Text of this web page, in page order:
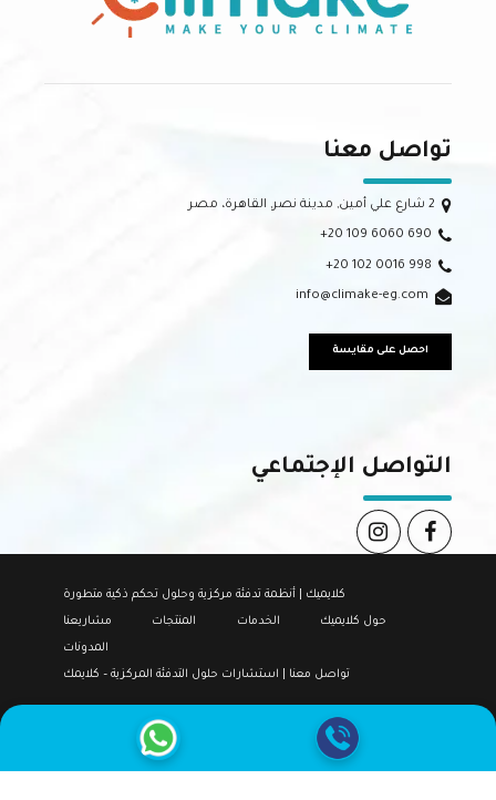
تواصل معنا
2 شارع علي أمين, مدينة نصر, القاهرة، مصر
+20 109 6060 690
+20 102 0016 998
info@climake-eg.com
احصل على مقايسة
التواصل الإجتماعي
كلايميك | أنظمة تدفئة مركزية وحلول تحكم ذكية متطورة
حول كلايميك
الخدمات المنتجات
مشاريعنا
المدونات
تواصل معنا | استشارات حلول التدفئة المركزية – كلايمك
حقوق النشر من قبل . جميع الحقوق محفوظة.